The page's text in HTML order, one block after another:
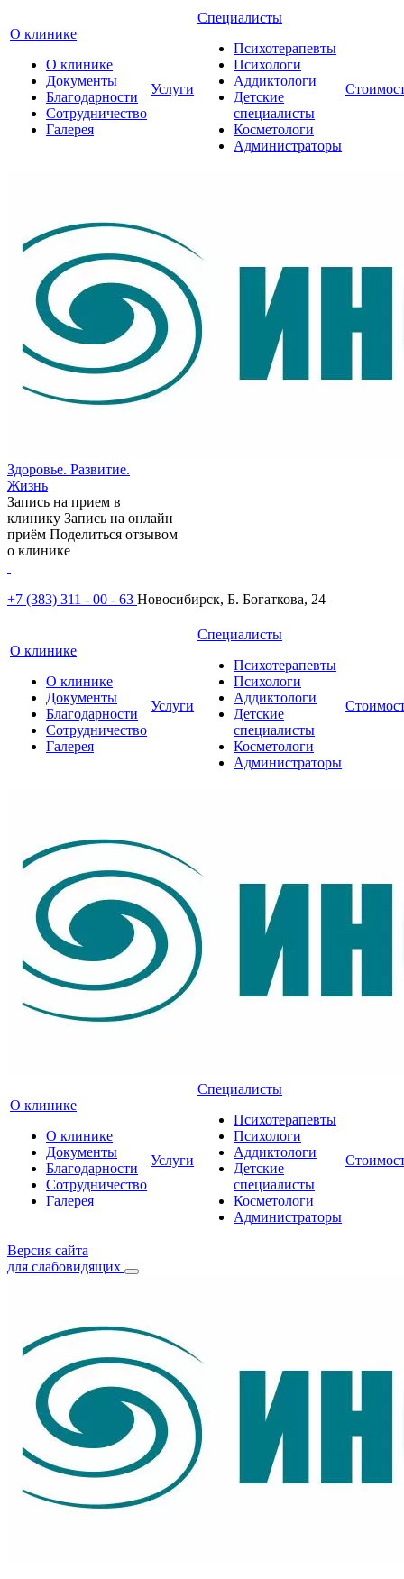
О клинике
О клинике
Документы
Благодарности
Сотрудничество
Галерея
Услуги
Специалисты
Психотерапевты
Психологи
Аддиктологи
Детские
специалисты
Косметологи
Администраторы
Здоровье. Развитие.
Жизнь
Запись на прием в
клинику Запись на онлайн
приём Поделиться отзывом
о клинике
+7 (383) 311 - 00 - 63 Новосибирск, Б. Богаткова, 24
О клинике
О клинике
Документы
Благодарности
Сотрудничество
Галерея
Услуги
Специалисты
Психотерапевты
Психологи
Аддиктологи
Детские
специалисты
Косметологи
Администраторы
О клинике
О клинике
Документы
Благодарности
Сотрудничество
Галерея
Услуги
Специалисты
Психотерапевты
Психологи
Аддиктологи
Детские
специалисты
Косметологи
Администраторы
Версия сайта
для слабовидящих